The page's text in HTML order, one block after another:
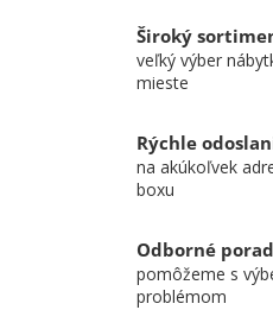
Široký
veľký výber
mieste
Rýchle
na akúkoľvek
boxu
Odborné
pomôžeme s
problémom